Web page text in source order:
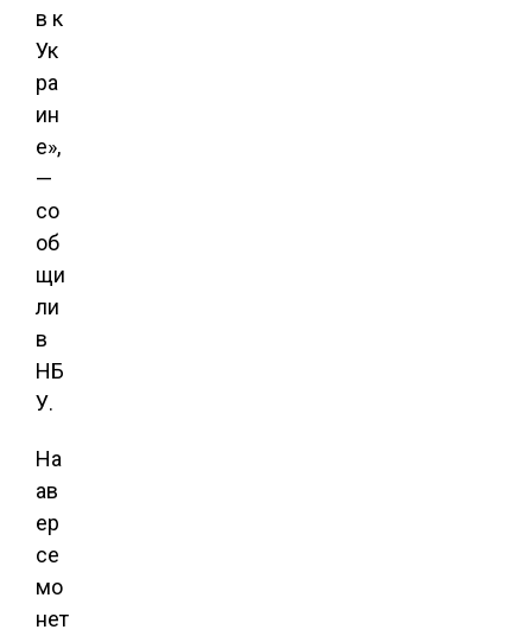
в к
Ук
ра
ин
е»,
—
со
об
щи
ли
в
НБ
У.
На
ав
ер
се
мо
нет